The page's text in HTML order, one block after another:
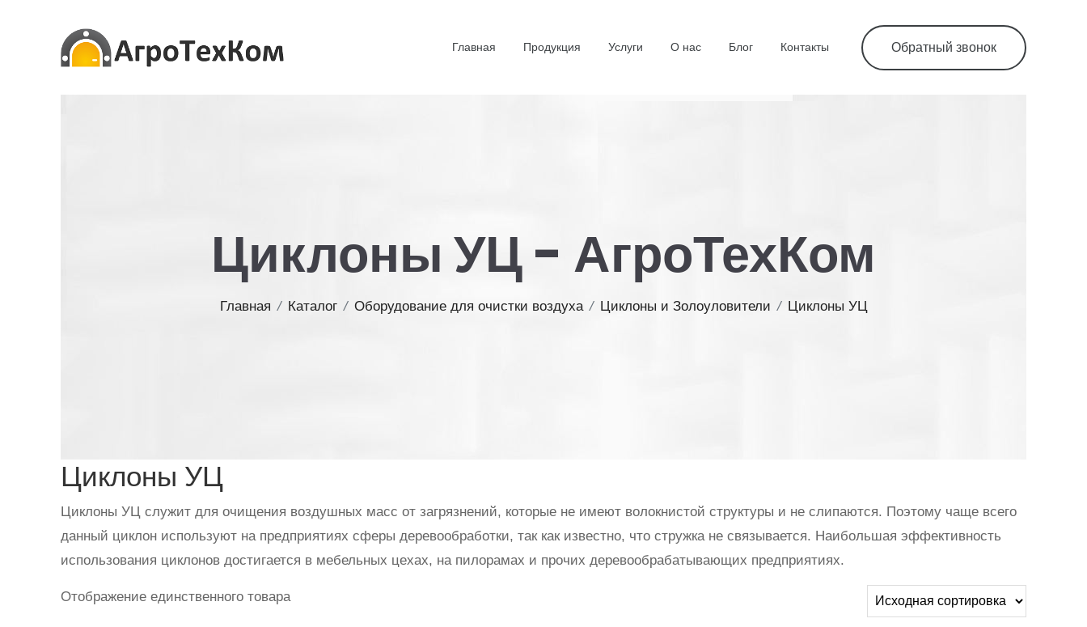
Обратный звонок
Главная Продукция Услуги О нас Блог Контакты
Циклоны УЦ - АгроТехКом
Главная / Каталог / Оборудование для очистки воздуха / Циклоны и Золоуловители / Циклоны УЦ
Циклоны УЦ
Циклоны УЦ служит для очищения воздушных масс от загрязнений, которые не имеют волокнистой структуры и не слипаются. Поэтому чаще всего
данный циклон используют на предприятиях сферы деревообработки, так как известно, что стружка не связывается. Наибольшая эффективность
использования циклонов достигается в мебельных цехах, на пилорамах и прочих деревообрабатывающих предприятиях.
Отображение единственного товара